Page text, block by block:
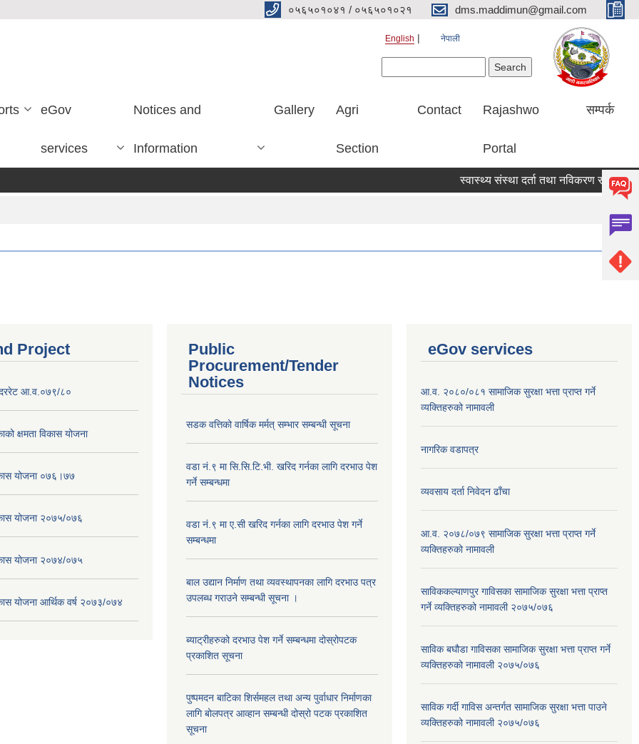
०५६५०१०४१ / ०५६५०१०२१ dms.maddimun@gmail.com
English नेपाली
eGov
services
Notices and
Information
Gallery Agri
Section
Contact Rajashwo
Portal
सम्पर्क
स्वास्थ्य संस्था दर्ता तथा नविकरण सम्बन्धी सूचना
Project
दररेट आ.व.०७९/८०
क्षमता विकास योजना
योजना ०७६।७७
योजना २०७५/०७६
योजना २०७४/०७५
योजना आर्थिक वर्ष २०७३/०७४
Public
Procurement/Tender
Notices
सडक वत्तिको वार्षिक मर्मत् सम्भार सम्बन्धी सूचना
वडा नं.९ मा सि.सि.टि.भी. खरिद गर्नका लागि दरभाउ पेश
गर्ने सम्बन्धमा
वडा नं.९ मा ए.सी खरिद गर्नका लागि दरभाउ पेश गर्ने
सम्बन्धमा
बाल उद्यान निर्माण तथा व्यवस्थापनका लागि दरभाउ पत्र
उपलब्ध गराउने सम्बन्धी सूचना ।
ब्याट्रीहरुको दरभाउ पेश गर्ने सम्बन्धमा दोस्रोपटक
प्रकाशित सूचना
पुष्पमदन बाटिका शिर्समहल तथा अन्य पुर्वाधार निर्माणका
लागि बोलपत्र आव्हान सम्बन्धी दोस्रो पटक प्रकाशित
सूचना
eGov services
आ.व. २०८०/०८१ सामाजिक सुरक्षा भत्ता प्राप्त गर्ने
व्यक्तिहरुको नामावली
नागरिक वडापत्र
व्यवसाय दर्ता निवेदन ढाँचा
आ.व. २०७८/०७९ सामाजिक सुरक्षा भत्ता प्राप्त गर्ने
व्यक्तिहरुको नामावली
साविककल्याणपुर गाविसका सामाजिक सुरक्षा भत्ता प्राप्त
गर्ने व्यक्तिहरुको नामावली २०७५/०७६
साविक बघौडा गाविसका सामाजिक सुरक्षा भत्ता प्राप्त गर्ने
व्यक्तिहरुको नामावली २०७५/०७६
साविक गर्दी गाविस अन्तर्गत सामाजिक सुरक्षा भत्ता पाउने
व्यक्तिहरुको नामावली २०७५/०७६